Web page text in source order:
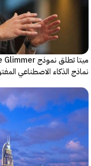
الذكاء الاصطناعي المفتوحة